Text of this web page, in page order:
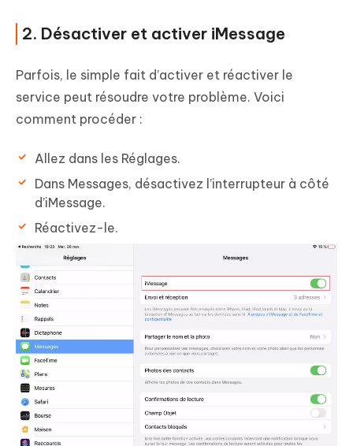
2. Désactiver et activer iMessage
Parfois, le simple fait d’activer et réactiver le
service peut résoudre votre problème. Voici
comment procéder :
Allez dans les Réglages.
Dans Messages, désactivez l’interrupteur à côté
d’iMessage.
Réactivez-le.